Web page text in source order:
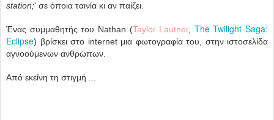
station;' σε όποια ταινία κι αν παίζει.
Ένας συμμαθητής του Nathan (Taylor Lautner, The Twilight Saga:
Eclipse) βρίσκει στο internet μια φωτογραφία του, στην ιστοσελίδα
αγνοούμενων ανθρώπων.
Από εκείνη τη στιγμή ...